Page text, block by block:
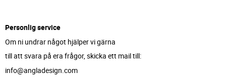
Personlig service
Om ni undrar något hjälper vi gärna
till att svara på era frågor, skicka ett mail till:
info@angladesign.com